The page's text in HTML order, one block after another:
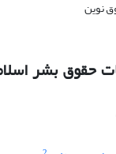
حقوق بشر